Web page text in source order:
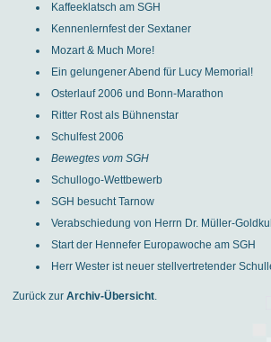
Kaffeeklatsch am SGH
Kennenlernfest der Sextaner
Mozart & Much More!
Ein gelungener Abend für Lucy Memorial!
Osterlauf 2006 und Bonn-Marathon
Ritter Rost als Bühnenstar
Schulfest 2006
Bewegtes vom SGH
Schullogo-Wettbewerb
SGH besucht Tarnow
Verabschiedung von Herrn Dr. Müller-
Start der Hennefer Europawoche am SGH
Herr Wester ist neuer stellvertretender
Zurück zur Archiv-Übersicht.